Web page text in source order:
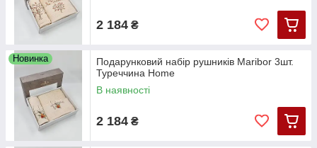
2 184 ₴
Новинка
Подарунковий набір рушників Maribor 3шт.
Туреччина Home
В наявності
2 184 ₴